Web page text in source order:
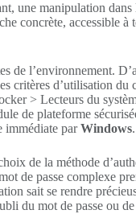
une manipulation
concrète, accessible
de l’environnement.
critères d’utilisation
> Lecteurs du
de plateforme
immédiate parWindows.
de la méthode
de passe complexe
sait se rendre
du mot de passe ou